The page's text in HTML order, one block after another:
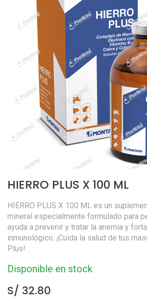
HIERRO PLUS X 100 ML
HIERRO PLUS X 100 ML es un
mineral especialmente formulado para
ayuda a prevenir y tratar la anemia y
inmunológico. ¡Cuida la salud de tus
Plus!
Disponible en stock
S/ 32.80